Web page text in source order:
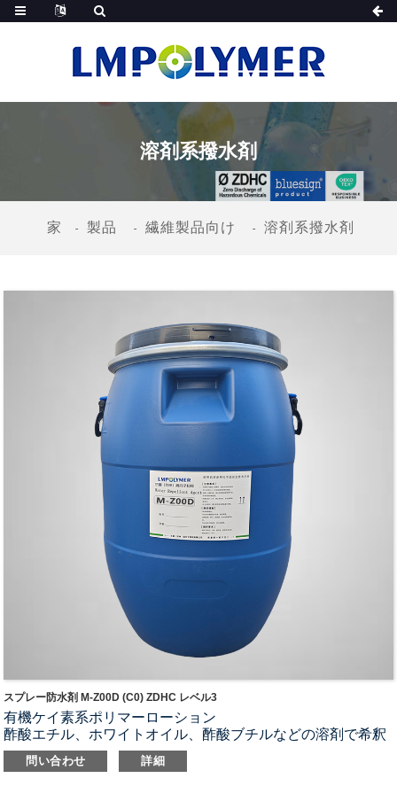
溶剤系撥水剤
家 製品 繊維製品向け 溶剤系撥水剤
スプレー防水剤 M-Z00D (C0) ZDHC レベル3
有機ケイ素系ポリマーローション
酢酸エチル、ホワイトオイル、酢酸ブチルなどの溶剤で希釈
する
APEOおよびパーフルオロ化合物は一切含まれていません。
問い合わせ 詳細